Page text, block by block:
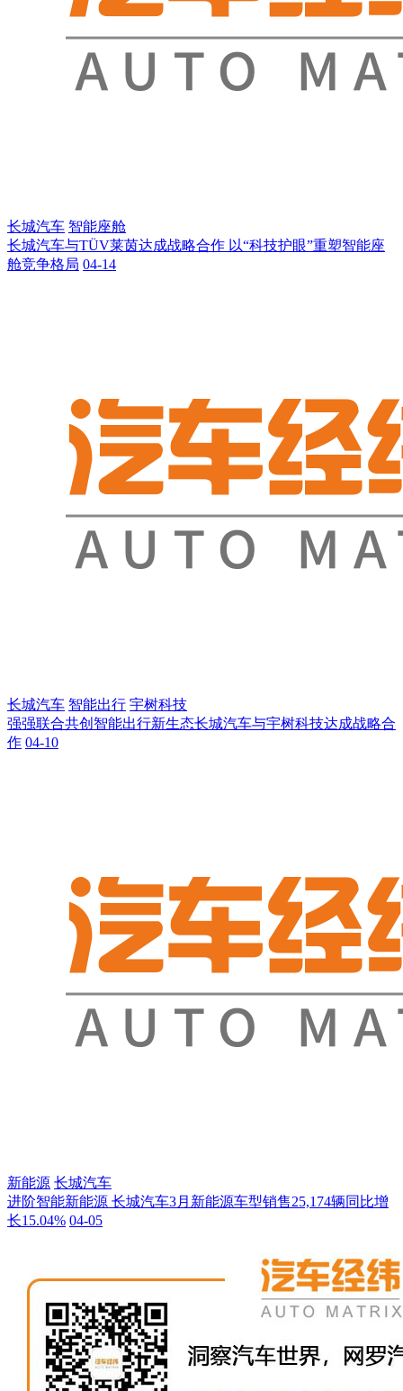
长城汽车 智能座舱
长城汽车与TÜV莱茵达成战略合作 以“科技护眼”重塑智能座
舱竞争格局 04-14
长城汽车 智能出行 宇树科技
强强联合共创智能出行新生态长城汽车与宇树科技达成战略合
作 04-10
新能源 长城汽车
进阶智能新能源 长城汽车3月新能源车型销售25,174辆同比增
长15.04% 04-05